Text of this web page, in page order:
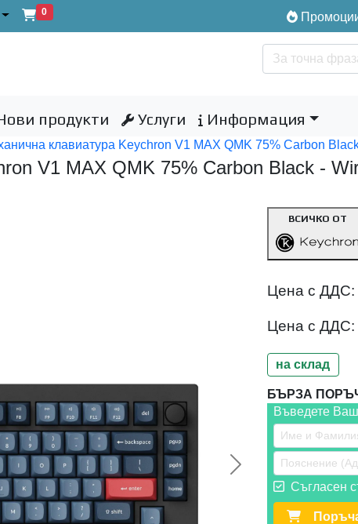
0
продукти Услуги Информация
клавиатура Keychron V1 MAX QMK 75% Carbon
V1 MAX QMK 75% Carbon Black -
Следваща >>
ВСИЧКО ОТ
Цена с ДДС:
Цена с ДДС:
на склад
БЪРЗА
Въведете
Съгласен